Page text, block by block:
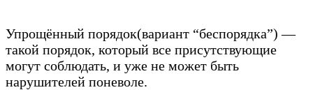
Упрощённый порядок(вариант “беспорядка”) —
такой порядок, который все присутствующие
могут соблюдать, и уже не может быть
нарушителей поневоле.